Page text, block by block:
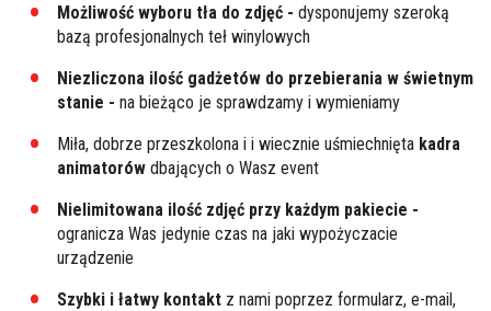
Możliwość wyboru tła do zdjęć - dysponujemy szeroką
bazą profesjonalnych teł winylowych
Niezliczona ilość gadżetów do przebierania w świetnym
stanie - na bieżąco je sprawdzamy i wymieniamy
Miła, dobrze przeszkolona i i wiecznie uśmiechnięta kadra
animatorów dbających o Wasz event
Nielimitowana ilość zdjęć przy każdym pakiecie -
ogranicza Was jedynie czas na jaki wypożyczacie
urządzenie
Szybki i łatwy kontakt z nami poprzez formularz, e-mail,